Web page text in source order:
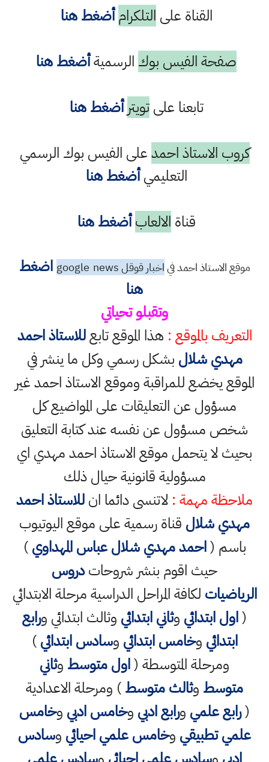
القناة على التلكرام أضغط هنا
صفحة الفيس بوك الرسميةأضغط هنا
تابعنا علىتويتر أضغط هنا
كروب الاستاذ احمدعلى الفيس بوك الرسمي
التعليميأضغط هنا
قناة الالعاب أضغط هنا
موقع الاستاذ احمد فياخبار قوقل googlenews
اضغط
هنا
وتقبلو تحياتي
التعريف بالموقع : هذا الموقع تابعللاستاذ احمد
مهدي شلال بشكل رسمي وكل ما ينشر في
الموقع يخضع للمراقبة وموقع الاستاذ احمد غير
مسؤول عن التعليقات على المواضيع كل
شخص مسؤول عن نفسه عند كتابة التعليق
بحيث لا يتحمل موقع الاستاذ احمد مهدي اي
مسؤولية قانونية حيال ذلك
ملاحظة مهمة : لاتنسى دائما انللاستاذ احمد
مهدي شلال قناة رسمية على موقع اليوتيوب
باسم (احمد مهدي شلال عباس المهداوي)
حيث اقوم بنشر شروحاتدروس
الرياضيات لكافة المراحل الدراسية مرحلة الابتدائي
(اول ابتدائي وثاني ابتدائي وثالث ابتدائي ورابع
ابتدائي وخامس ابتدائي وسادس ابتدائي)
ومرحلة المتوسطة (اول متوسط وثاني
متوسط وثالث متوسط) ومرحلة الاعدادية
(رابع علمي ورابع ادبي وخامس ادبي وخامس
علمي تطبيقي وخامس علمي احيائي وسادس